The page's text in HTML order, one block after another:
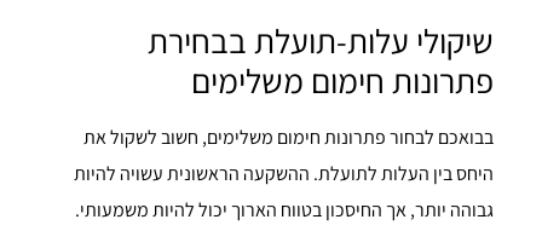
שיקולי עלות-תועלת בבחירת
פתרונות חימום משלימים
בבואכם לבחור פתרונות חימום משלימים, חשוב לשקול את
היחס בין העלות לתועלת. ההשקעה הראשונית עשויה להיות
גבוהה יותר, אך החיסכון בטווח הארוך יכול להיות משמעותי.